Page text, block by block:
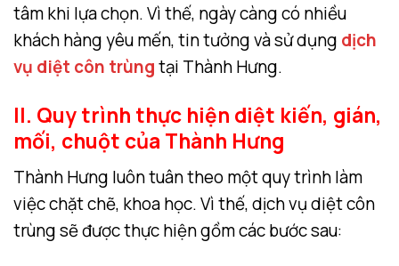
tâm khi lựa chọn. Vì thế, ngày càng có nhiều
khách hàng yêu mến, tin tưởng và sử dụng dịch
vụ diệt côn trùngtại Thành Hưng.
II. Quy trình thực hiện diệt kiến, gián,
mối, chuột của Thành Hưng
Thành Hưng luôn tuân theo một quy trình làm
việc chặt chẽ, khoa học. Vì thế, dịch vụ diệt côn
trùng sẽ được thực hiện gồm các bước sau: